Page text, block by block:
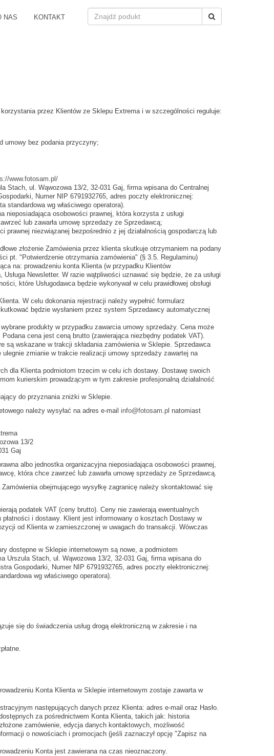
NAS KONTAKT
przez Klientów ze Sklepu Extrema i w szczególności reguluje:
umowy bez podania przyczyny;
www.fotosam.pl/
Stach, ul. Wąwozowa 13/2, 32-031 Gaj, firma wpisana do Centralnej
Numer NIP 6791932765, adres poczty elektronicznej:
standardowa wg właściwego operatora).
nieposiadająca osobowości prawnej, która korzysta z usługi
lub zawarła umowę sprzedaży ze Sprzedawcą;
niezwiązanej bezpośrednio z jej działalnością gospodarczą lub
złożenie Zamówienia przez klienta skutkuje otrzymaniem na podany
pt. "Potwierdzenie otrzymania zamówienia" (§ 3.5. Regulaminu)
na: prowadzeniu konta Klienta (w przypadku Klientów
Newsletter. W razie wątpliwości uznawać się będzie, że za usługi
które Usługodawca będzie wykonywał w celu prawidłowej obsługi
W celu dokonania rejestracji należy wypełnić formularz
będzie wysłaniem przez system Sprzedawcy automatycznej
produkty w przypadku zawarcia umowy sprzedaży. Cena może
cena jest ceną brutto (zawierająca niezbędny podatek VAT).
są wskazane w trakcji składania zamówienia w Sklepie. Sprzedawca
zmianie w trakcie realizacji umowy sprzedaży zawartej na
dla Klienta podmiotom trzecim w celu ich dostawy. Dostawę swoich
kurierskim prowadzącym w tym zakresie profesjonalną działalność
do przyznania zniżki w Sklepie.
należy wysyłać na adres e-mail info@fotosam.pl natomiast
13/2
Gaj
albo jednostka organizacyjna nieposiadająca osobowości prawnej,
która chce zawrzeć lub zawarła umowę sprzedaży ze Sprzedawcą.
obejmującego wysyłkę zagranicę należy skontaktować się
podatek VAT (ceny brutto). Ceny nie zawierają ewentualnych
i dostawy. Klient jest informowany o kosztach Dostawy w
od Klienta w zamieszczonej w uwagach do transakcji. Wówczas
dostępne w Sklepie internetowym są nowe, a podmiotem
Urszula Stach, ul. Wąwozowa 13/2, 32-031 Gaj, firma wpisana do
Gospodarki, Numer NIP 6791932765, adres poczty elektronicznej:
wg właściwego operatora).
się do świadczenia usług drogą elektroniczną w zakresie i na
Konta Klienta w Sklepie internetowym zostaje zawarta w
następujących danych przez Klienta: adres e-mail oraz Hasło.
za pośrednictwem Konta Klienta, takich jak: historia
zamówienie, edycja danych kontaktowych, możliwość
o nowościach i promocjach (jeśli zaznaczył opcję "Zapisz na
Konta jest zawierana na czas nieoznaczony.